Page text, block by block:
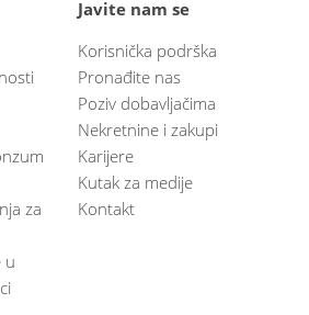
za
u
Javite nam se
Korisnička podrška
Pronađite nas
Poziv dobavljačima
Nekretnine i zakupi
Karijere
Kutak za medije
Kontakt